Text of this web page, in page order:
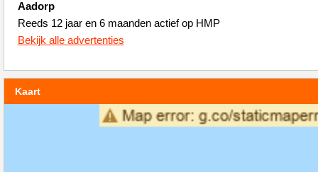
Aadorp
Reeds 12 jaar en 6 maanden actief op HMP
Bekijk alle advertenties
Kaart